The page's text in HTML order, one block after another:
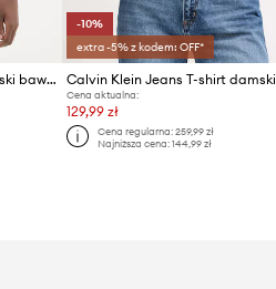
Calvin Klein Jeans T-shirt damski bawełniany
-10%
extra -5% z kodem: OFF*
Cena aktualna:
129,99 zł
Cena regularna: 259,99 zł
Najniższa cena: 144,99 zł